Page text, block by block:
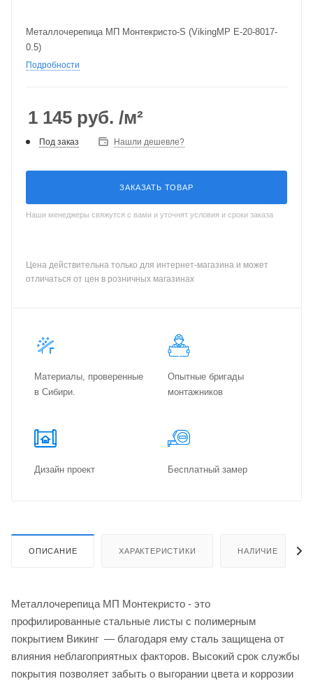
Металлочерепица МП Монтекристо-S (VikingMP E-20-8017-
0.5)
Подробности
1 145 руб. /м²
Под заказ Нашли дешевле?
ЗАКАЗАТЬ ТОВАР
Наши менеджеры свяжутся с вами и уточнят условия и сроки заказа
Цена действительна только для интернет-магазина и может
отличаться от цен в розничных магазинах
Материалы, проверенные
в Сибири.
Опытные бригады
монтажников
Дизайн проект Бес­плат­ный замер
ОПИСАНИЕ ХАРАКТЕРИСТИКИ НАЛИЧИЕ
Металлочерепица МП Монтекристо - это
профилированные стальные листы c полимерным
покрытием Викинг — благодаря ему сталь защищена от
влияния неблагоприятных факторов. Высокий срок службы
покрытия позволяет забыть о выгорании цвета и коррозии